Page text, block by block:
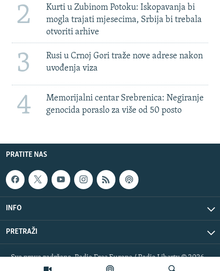
2
Kurti u Zubinom Potoku: Iskopavanja bi
mogla trajati mjesecima, Srbija bi trebala
otvoriti arhive
3
Rusi u Crnoj Gori traže nove adrese nakon
uvođenja viza
4
Memorijalni centar Srebrenica: Negiranje
genocida poraslo za više od 50 posto
PRATITE NAS
INFO
PRETRAŽI
Sva prava zadržana. Radio Free Europe / Radio Liberty © 2026
RFE/RL, Inc.